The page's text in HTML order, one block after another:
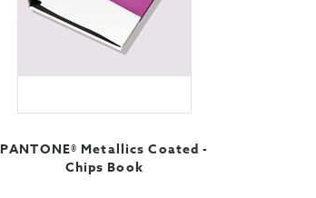
PANTONE® Metallics Coated -
Chips Book